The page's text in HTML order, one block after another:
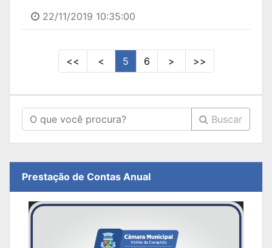
22/11/2019 10:35:00
<< < 5 6 > >>
Buscar
Prestação de Contas Anual